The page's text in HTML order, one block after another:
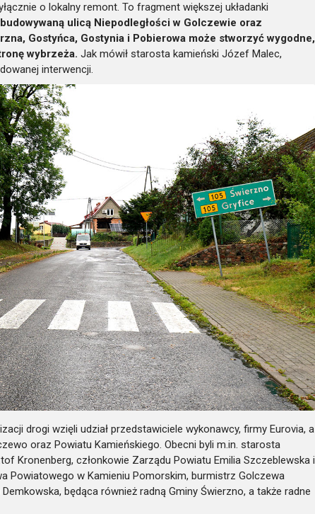
o lokalny remont. To fragment większej układanki
ulicą Niepodległości w Golczewie oraz
Gostyńca, Gostynia i Pobierowa może stworzyć wygodne,
wybrzeża. Jak mówił starosta kamieński Józef Malec,
interwencji.
drogi wzięli udział przedstawiciele wykonawcy, firmy Eurovia, a
oraz Powiatu Kamieńskiego. Obecni byli m.in. starosta
Kronenberg, członkowie Zarządu Powiatu Emilia Szczeblewska i
Powiatowego w Kamieniu Pomorskim, burmistrz Golczewa
będąca również radną Gminy Świerzno, a także radne